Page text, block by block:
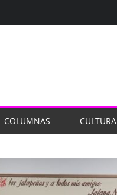
COLUMNAS CULTURA